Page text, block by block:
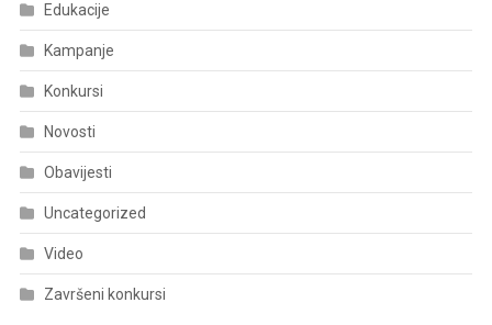
Edukacije
Kampanje
Konkursi
Novosti
Obavijesti
Uncategorized
Video
Završeni konkursi